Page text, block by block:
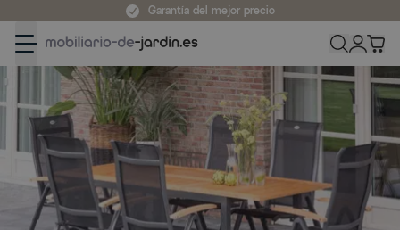
Garantía del mejor precio